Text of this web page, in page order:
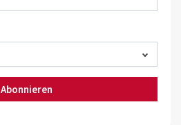
Abonnieren